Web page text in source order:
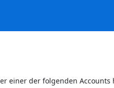
einer der folgenden